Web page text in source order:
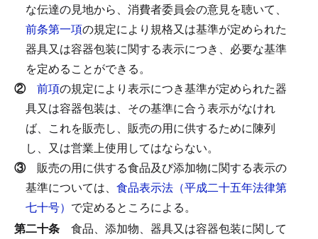
な伝達の見地から、消費者委員会の意見を聴いて、
前条第一項の規定により規格又は基準が定められた
器具又は容器包装に関する表示につき、必要な基準
を定めることができる。
② 前項の規定により表示につき基準が定められた器
具又は容器包装は、その基準に合う表示がなけれ
ば、これを販売し、販売の用に供するために陳列
し、又は営業上使用してはならない。
③ 販売の用に供する食品及び添加物に関する表示の
基準については、 食品表示法（平成二十五年法律第
七十号） で定めるところによる。
第二十条 食品、添加物、器具又は容器包装に関して